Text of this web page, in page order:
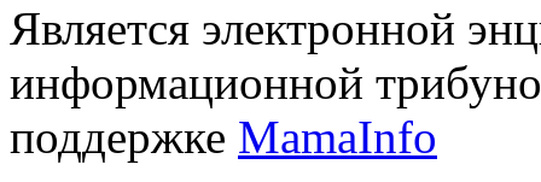
Является электронной
информационной
поддержке MamaInfo